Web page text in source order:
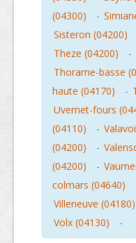
(04300)
-
Sisteron (04200)
Theze (04200)
-
Thorame-basse
haute (04170)
-
Uvernet-fours
(04110)
-
(04200)
-
(04200)
-
colmars (04640)
Villeneuve (04180)
Volx (04130)
-